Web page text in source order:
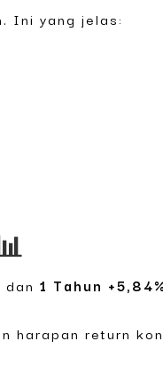
Ini yang jelas:
dan1 Tahun +5,84%
harapan return